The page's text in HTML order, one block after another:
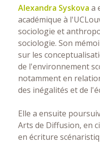
Alexandra Syskova a
académique à
sociologie et
sociologie. Son
sur les
de l'environnement
notamment en
des inégalités et de
Elle a ensuite
Arts de Diffusion, en
en écriture